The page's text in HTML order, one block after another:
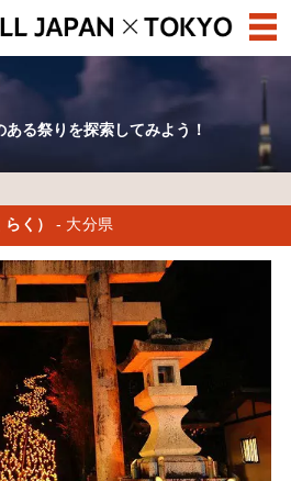
る祭りを探索してみよう！
らく）- 大分県